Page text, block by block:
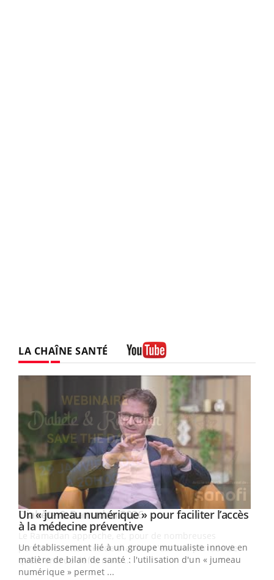
LA CHAÎNE SANTÉ
Youtube
Un « jumeau numérique » pour faciliter l’accès
à la médecine préventiveYoutube
Un établissement lié à un groupe mutualiste innove en
matière de bilan de santé : l'utilisation d'un « jumeau
numérique » permet ...